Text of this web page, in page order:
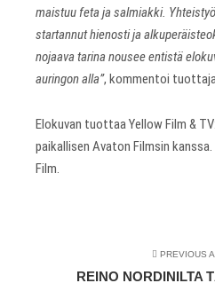
maistuu feta ja salmiakki.
startannut hienosti ja
nojaava tarina nousee entistä
auringon alla”, kommentoi
Elokuvan tuottaa Yellow Film &
paikallisen Avaton Filmsin
Film.
PREVIOUS
REINO NORDINILTA